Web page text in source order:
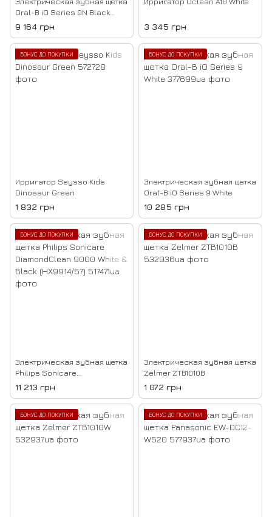
Oral-B iO Series 9N Black
Onyx
9 164 грн 3 345 грн
БОНУС ДО ПОКУПКИ
Ирригатор Seysso Kids
Dinosaur Green
1 832 грн
БОНУС ДО ПОКУПКИ
Электрическая зубная щетка
Oral-B iO Series 9 White
10 285 грн
БОНУС ДО ПОКУПКИ
Электрическая зубная щетка
Philips Sonicare
DiamondClean 9000 White &
Black (HX9914/57)
11 213 грн
БОНУС ДО ПОКУПКИ
Электрическая зубная щетка
Zelmer ZTB1010B
1 072 грн
БОНУС ДО ПОКУПКИ БОНУС ДО ПОКУПКИ